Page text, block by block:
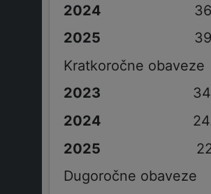
Kratkoročne obaveze
Dugoročne obaveze